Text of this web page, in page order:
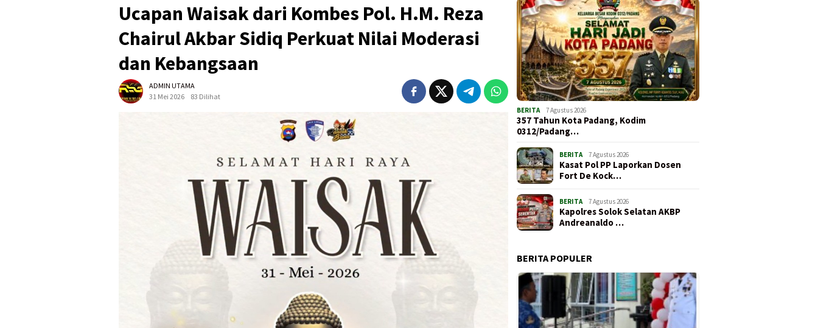
Ucapan Waisak dari Kombes Pol. H.M. Reza
Chairul Akbar Sidiq Perkuat Nilai Moderasi
dan Kebangsaan
ADMIN UTAMA
31 Mei 2026
83 Dilihat
BERITA 7 Agustus 2026
357 Tahun Kota Padang, Kodim
0312/Padang…
BERITA 7 Agustus 2026
Kasat Pol PP Laporkan Dosen
Fort De Kock…
BERITA 7 Agustus 2026
Kapolres Solok Selatan AKBP
Andreanaldo …
BERITA POPULER